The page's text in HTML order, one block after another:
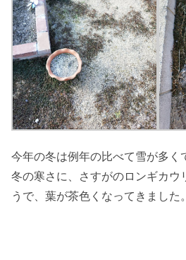
今年の冬は例年の比べて雪が多く
冬の寒さに、さすがのロンギカウ
うで、葉が茶色くなってきました。